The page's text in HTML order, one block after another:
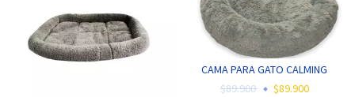
CAMA PARA GATO CALMING
$89.900
$89.900